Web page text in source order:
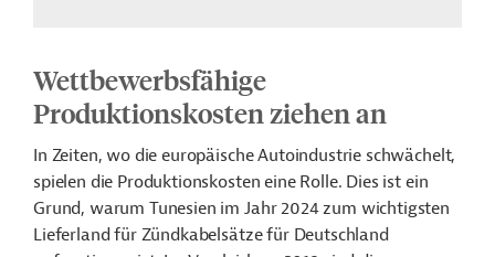
Wettbewerbsfähige
Produktionskosten ziehen an
In Zeiten, wo die europäische Autoindustrie schwächelt,
spielen die Produktionskosten eine Rolle. Dies ist ein
Grund, warum Tunesien im Jahr 2024 zum wichtigsten
Lieferland für Zündkabelsätze für Deutschland